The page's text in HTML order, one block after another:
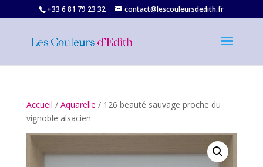
+33 6 81 79 23 32‬ contact@lescouleursdedith.fr
Accueil / Aquarelle / 126 beauté sauvage proche du
vignoble alsacien